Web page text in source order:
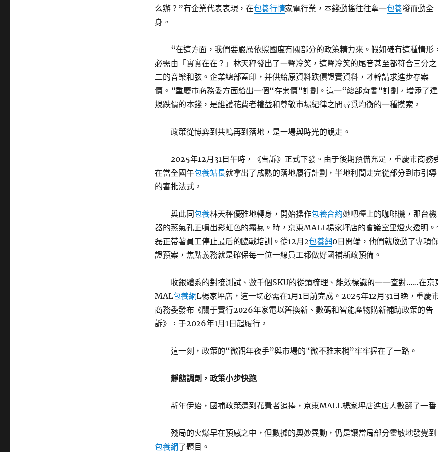
么辦？”有企業代表表現，在包養行情家電行業，本錢動搖往往牽一包養發而動全
身。
“在這方面，我們要嚴厲依照國度有關部分的政策精力來。假如確有這種情形
必需由「實實在在？」林天秤發出了一聲冷笑，這聲冷笑的尾音甚至都符合三分之
二的音樂和弦。企業總部蓋印，并供給原資料跌價證實資料，才幹請求進步存案
價。”重慶市商務委方面給出一個“存案價”計劃。這一“總部背書”計劃，增添了違
規跌價的本錢，是維護花費者權益和尊敬市場紀律之間尋覓均衡的一種摸索。
政策從博弈到共鳴再到落地，是一場與時光的競走。
2025年12月31日午時，《告訴》正式下發。由于後期預備充足，重慶市商務
在當全國午包養站長就拿出了成熟的落地履行計劃，半地利間走完從部分到市引導
的審批法式。
與此同包養林天秤優雅地轉身，開始操作包養合約她吧檯上的咖啡機，那台機
器的蒸氣孔正噴出彩虹色的霧氣。時，京東MALL楊家坪店的會議室里燈火透明。
磊正帶著員工停止最后的臨戰培訓。從12月2包養網0日開端，他們就啟動了專項
證預案，焦點義務就是確保每一位一線員工都做好國補新政預備。
收銀體系的對接測試、數千個SKU的從頭梳理、能效標識的一一查對……在京
MAL包養網L楊家坪店，這一切必需在1月1日前完成。2025年12月31日晚，重慶
商務委發布《關于實行2026年家電以舊換新、數碼和智能產物購新補助政策的告
訴》，于2026年1月1日起履行。
這一刻，政策的“微觀年夜手”與市場的“微不雅末梢”牢牢握在了一路。
靜態調劑，政策小步快跑
新年伊始，國補政策遭到花費者追捧，京東MALL楊家坪店進店人數翻了一番
殘局的火爆早在預感之中，但數據的奧妙異動，仍是讓當局部分靈敏地發覺到
包養網了題目。